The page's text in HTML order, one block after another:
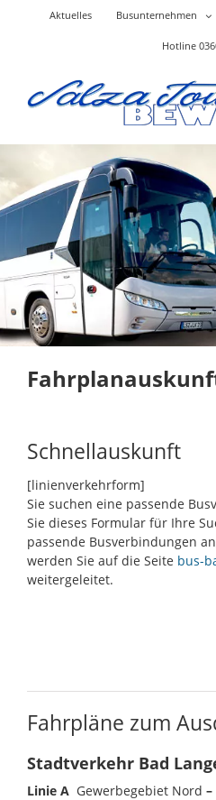
Aktuelles Busunternehmen
Hotline
Schnellauskunft
[linienverkehrform]
Sie suchen eine passende
Sie dieses Formular für Ihre
passende Busverbindungen
werden Sie auf die Seite bus-
weitergeleitet.
Fahrpläne zum
Stadtverkehr Bad
Linie AGewerbegebiet Nord –